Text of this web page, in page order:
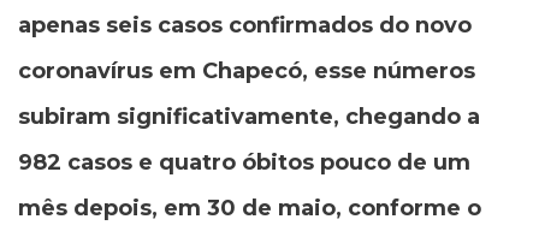
apenas seis casos confirmados do novo
coronavírus em Chapecó, esse números
subiram significativamente, chegando a
982 casos e quatro óbitos pouco de um
mês depois, em 30 de maio, conforme o